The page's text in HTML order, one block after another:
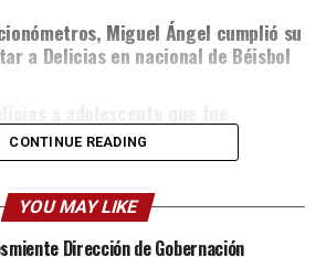
Miguel Ángel cumplió su
a Delicias en nacional de Béisbol
Cuauhtémoc
CONTINUE READING
YOU MAY LIKE
Dirección de Gobernación